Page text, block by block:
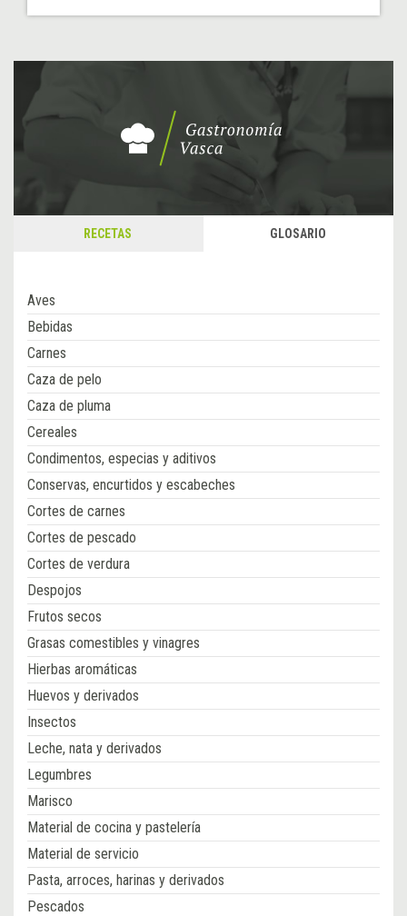
RECETAS GLOSARIO
Aves
Bebidas
Carnes
Caza de pelo
Caza de pluma
Cereales
Condimentos, especias y aditivos
Conservas, encurtidos y escabeches
Cortes de carnes
Cortes de pescado
Cortes de verdura
Despojos
Frutos secos
Grasas comestibles y vinagres
Hierbas aromáticas
Huevos y derivados
Insectos
Leche, nata y derivados
Legumbres
Marisco
Material de cocina y pastelería
Material de servicio
Pasta, arroces, harinas y derivados
Pescados